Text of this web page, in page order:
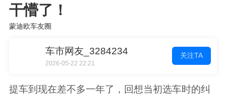
干懵了！
蒙迪欧车友圈
车市网友_3284234
2026-05-22 22:21
关注TA
提车到现在差不多一年了，回想当初选车时的纠